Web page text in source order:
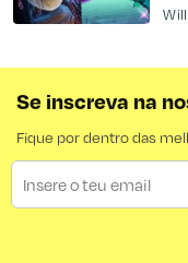
Se inscreva na
Fique por dentro das